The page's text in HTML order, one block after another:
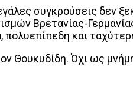
συγκρούσεις δεν
Βρετανίας-
πολυεπίπεδη και
Θουκυδίδη. Όχι ως